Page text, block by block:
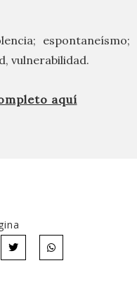
espontaneísmo;
vulnerabilidad.
aquí